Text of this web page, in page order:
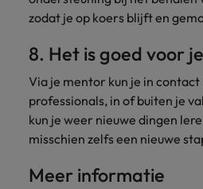
zodat je op koers blijft en
8. Het is goed voor
Via je mentor kun je in
professionals, in of buiten je
kun je weer nieuwe dingen
misschien zelfs een nieuwe
Meer informatie